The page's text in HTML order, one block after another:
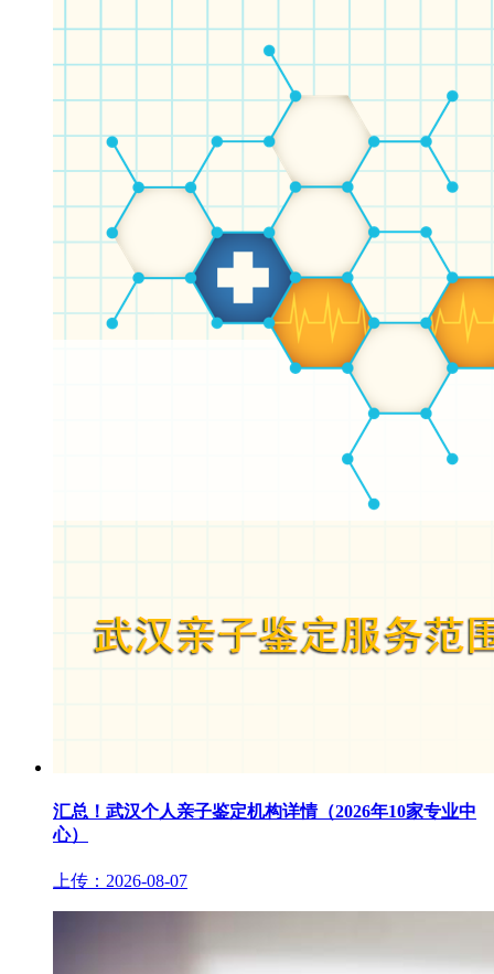
汇总！武汉个人亲子鉴定机构详情（2026年10家专业中
心）
上传：2026-08-07